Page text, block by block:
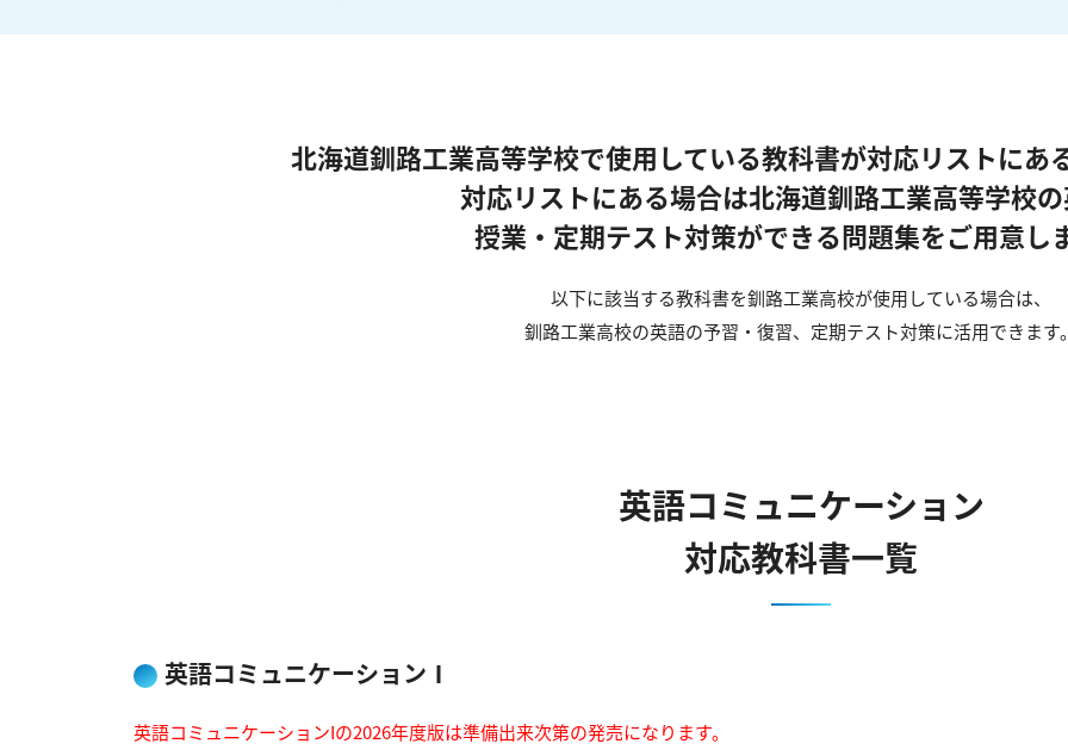
北海道釧路工業高等学校で使用している教科書が対応リストにあ
対応リストにある場合は北海道釧路工業高等学校
授業・定期テスト対策ができる問題集をご用意し
以下に該当する教科書を釧路工業高校が使用している場合は、
釧路工業高校の英語の予習・復習、定期テスト対策に活用できます
英語コミュニケーション
対応教科書一覧
英語コミュニケーションⅠ
英語コミュニケーションIの2026年度版は準備出来次第の発売になります。